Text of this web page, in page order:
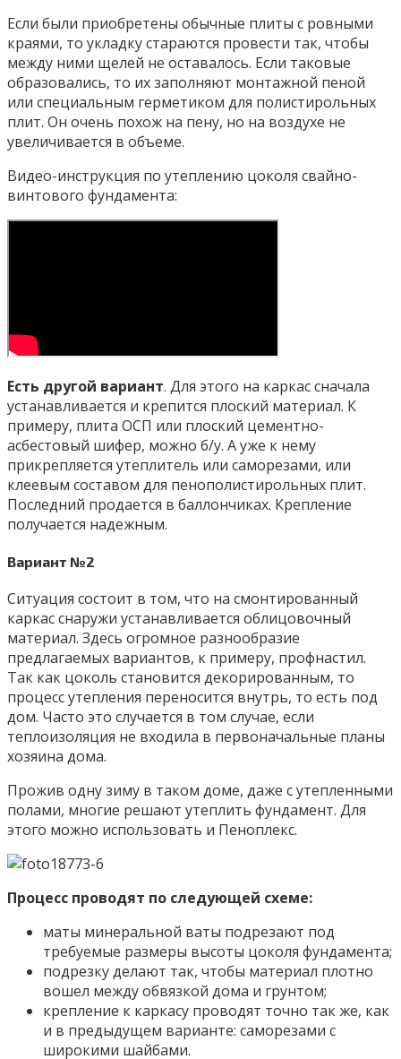
Если были приобретены обычные плиты с ровными
краями, то укладку стараются провести так, чтобы
между ними щелей не оставалось. Если таковые
образовались, то их заполняют монтажной пеной
или специальным герметиком для полистирольных
плит. Он очень похож на пену, но на воздухе не
увеличивается в объеме.
Видео-инструкция по утеплению цоколя свайно-
винтового фундамента:
Есть другой вариант. Для этого на каркас сначала
устанавливается и крепится плоский материал. К
примеру, плита ОСП или плоский цементно-
асбестовый шифер, можно б/у. А уже к нему
прикрепляется утеплитель или саморезами, или
клеевым составом для пенополистирольных плит.
Последний продается в баллончиках. Крепление
получается надежным.
Вариант №2
Ситуация состоит в том, что на смонтированный
каркас снаружи устанавливается облицовочный
материал. Здесь огромное разнообразие
предлагаемых вариантов, к примеру, профнастил.
Так как цоколь становится декорированным, то
процесс утепления переносится внутрь, то есть под
дом. Часто это случается в том случае, если
теплоизоляция не входила в первоначальные планы
хозяина дома.
Прожив одну зиму в таком доме, даже с утепленными
полами, многие решают утеплить фундамент. Для
этого можно использовать и Пеноплекс.
Процесс проводят по следующей схеме:
маты минеральной ваты подрезают под
требуемые размеры высоты цоколя фундамента;
подрезку делают так, чтобы материал плотно
вошел между обвязкой дома и грунтом;
крепление к каркасу проводят точно так же, как
и в предыдущем варианте: саморезами с
широкими шайбами.